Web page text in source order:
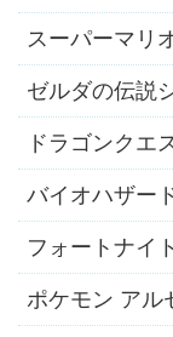
スーパーマリ
ゼルダの伝説
ドラゴンクエ
バイオハザー
フォートナイト
ポケモン アル